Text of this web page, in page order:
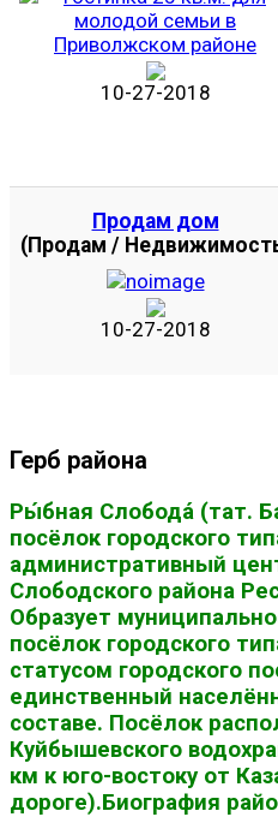
10-27-2018
Продам дом
(Продам /
10-27-2018
Герб района
Ры́бная Слобода́ (тат.
посёлок городского
административный
Слободского района
Образует
посёлок городского
статусом городского
единственный
составе. Посёлок
Куйбышевского
км к юго-востоку от
дороге).Биография